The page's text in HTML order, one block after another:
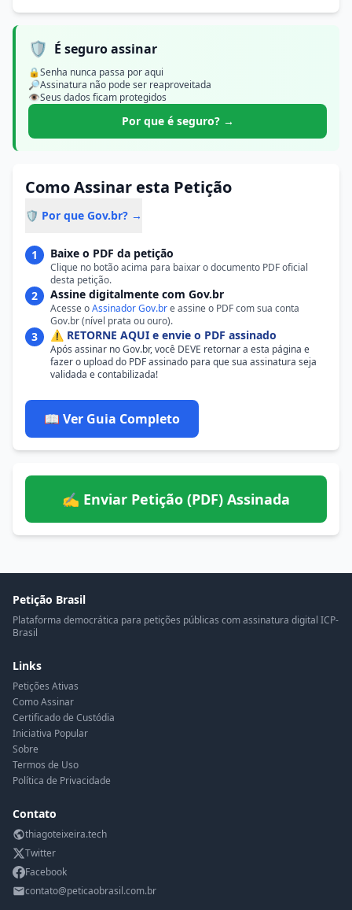
🛡️ É seguro assinar
🔒Senha nunca passa por aqui
🔎Assinatura não pode ser reaproveitada
👁️Seus dados ficam protegidos
Por que é seguro? →
Como Assinar esta Petição
🛡️ Por que Gov.br? →
1 Baixe o PDF da petição
Clique no botão acima para baixar o documento PDF oficial
desta petição.
2 Assine digitalmente com Gov.br
Acesse oAssinador Gov.bre assine o PDF com sua conta
Gov.br (nível prata ou ouro).
3 ⚠️ RETORNE AQUI e envie o PDF assinado
Após assinar no Gov.br, você DEVE retornar a esta página e
fazer o upload do PDF assinado para que sua assinatura seja
validada e contabilizada!
📖 Ver Guia Completo
✍️ Enviar Petição (PDF) Assinada
Petição Brasil
Plataforma democrática para petições públicas com assinatura digital ICP-
Brasil
Links
Petições Ativas
Como Assinar
Certificado de Custódia
Iniciativa Popular
Sobre
Termos de Uso
Política de Privacidade
Contato
thiagoteixeira.tech
Twitter
Facebook
contato@peticaobrasil.com.br